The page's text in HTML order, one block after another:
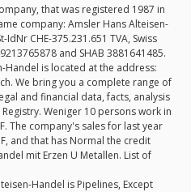
that was registered 1987 in
company: Amsler Hans Alteisen-
CHE-375.231.651 TVA, Swiss
and SHAB 3881641485.
Handel is located at the address:
We bring you a complete range of
and financial data, facts, analysis
Weniger 10 persons work in
The company's sales for last year
and that has Normal the credit
mit Erzen U Metallen. List of
Handel is Pipelines, Except